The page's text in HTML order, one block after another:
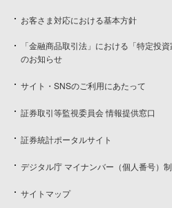
お客さま対応における基本方針
「金融商品取引法」における「特定投
のお知らせ
サイト・SNSのご利用にあたって
証券取引等監視委員会 情報提供窓口
証券統計ポータルサイト
デジタル庁 マイナンバー（個人番号）
サイトマップ